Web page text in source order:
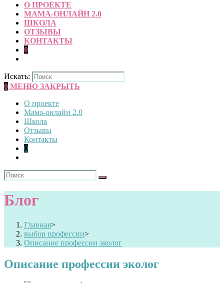
О ПРОЕКТЕ
МАМА-ОНЛАЙН 2.0
ШКОЛА
ОТЗЫВЫ
КОНТАКТЫ
0
Искать:
0 МЕНЮ ЗАКРЫТЬ
О проекте
Мама-онлайн 2.0
Школа
Отзывы
Контакты
0
Блог
Главная>
выбор профессии>
Описание профессии эколог
Описание профессии эколог